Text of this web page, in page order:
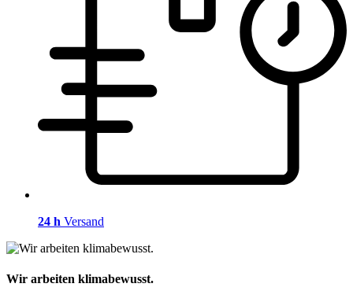
24 h Versand
Wir arbeiten klimabewusst.